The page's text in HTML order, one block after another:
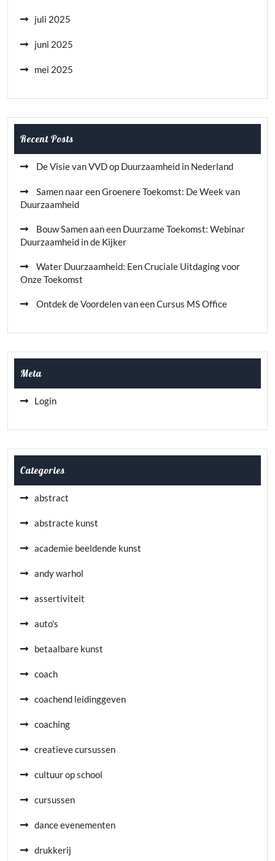
juli 2025
juni 2025
mei 2025
Recent Posts
De Visie van VVD op Duurzaamheid in Nederland
Samen naar een Groenere Toekomst: De Week van
Duurzaamheid
Bouw Samen aan een Duurzame Toekomst: Webinar
Duurzaamheid in de Kijker
Water Duurzaamheid: Een Cruciale Uitdaging voor
Onze Toekomst
Ontdek de Voordelen van een Cursus MS Office
Meta
Login
Categories
abstract
abstracte kunst
academie beeldende kunst
andy warhol
assertiviteit
auto's
betaalbare kunst
coach
coachend leidinggeven
coaching
creatieve cursussen
cultuur op school
cursussen
dance evenementen
drukkerij